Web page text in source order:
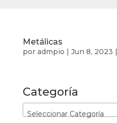
Metálicas
por admpio | Jun 8, 2023 |
Categoría
Seleccionar Categoría